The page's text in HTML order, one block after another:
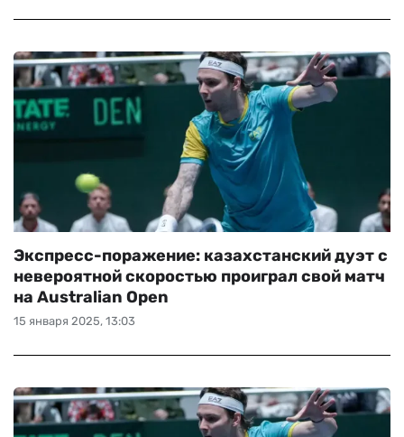
15 января 2025, 13:03
Экспресс-поражение: казахстанский дуэт с
невероятной скоростью проиграл свой матч
на Australian Open